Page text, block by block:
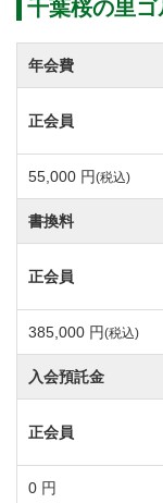
グリーンはベン
満雄氏。
複雑なアンジュ
性に富んだ18ホ
巧妙な配置のバ
ルの行く手を阻
INコースの12番
し攻略ルートを
IN・OUTコース
付帯設備として
クラブハウスは
ストランでは美
千葉桜の里
年会費
正会員
55,000 円(税込)
書換料
正会員
385,000 円(税込)
入会預託金
正会員
0 円